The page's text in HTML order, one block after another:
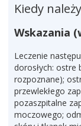
Kiedy
Wskazania
Leczenie
dorosłych: ostre
rozpoznane);
przewlekłego
pozaszpitalne
moczowego;